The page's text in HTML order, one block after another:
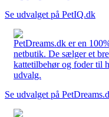
Se udvalget på PetIQ.dk
PetDreams.dk er en
netbutik. De sælger et
kattetilbehør og foder til
udvalg.
Se udvalget på